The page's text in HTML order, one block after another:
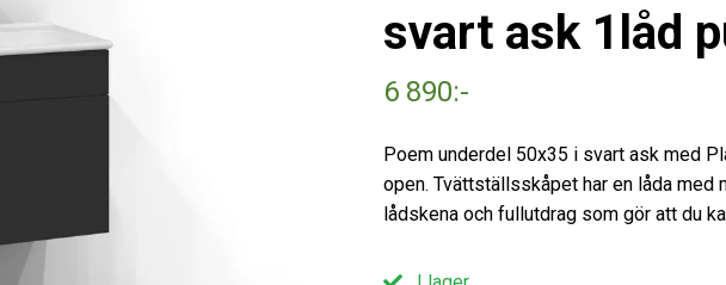
svart ask 1låd
6 890:-
Poem underdel 50x35 i svart ask med
open. Tvättställsskåpet har en låda med
lådskena och fullutdrag som gör att du